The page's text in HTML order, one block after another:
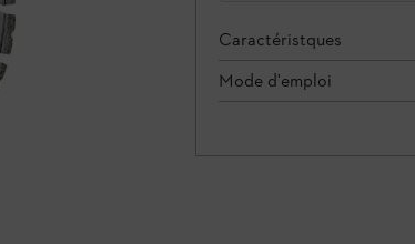
Caractéristques
Mode d'emploi